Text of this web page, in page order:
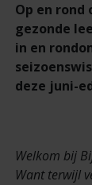
Op en
gezonde
in en
deze juni-
Welkom bij
Want terwijl